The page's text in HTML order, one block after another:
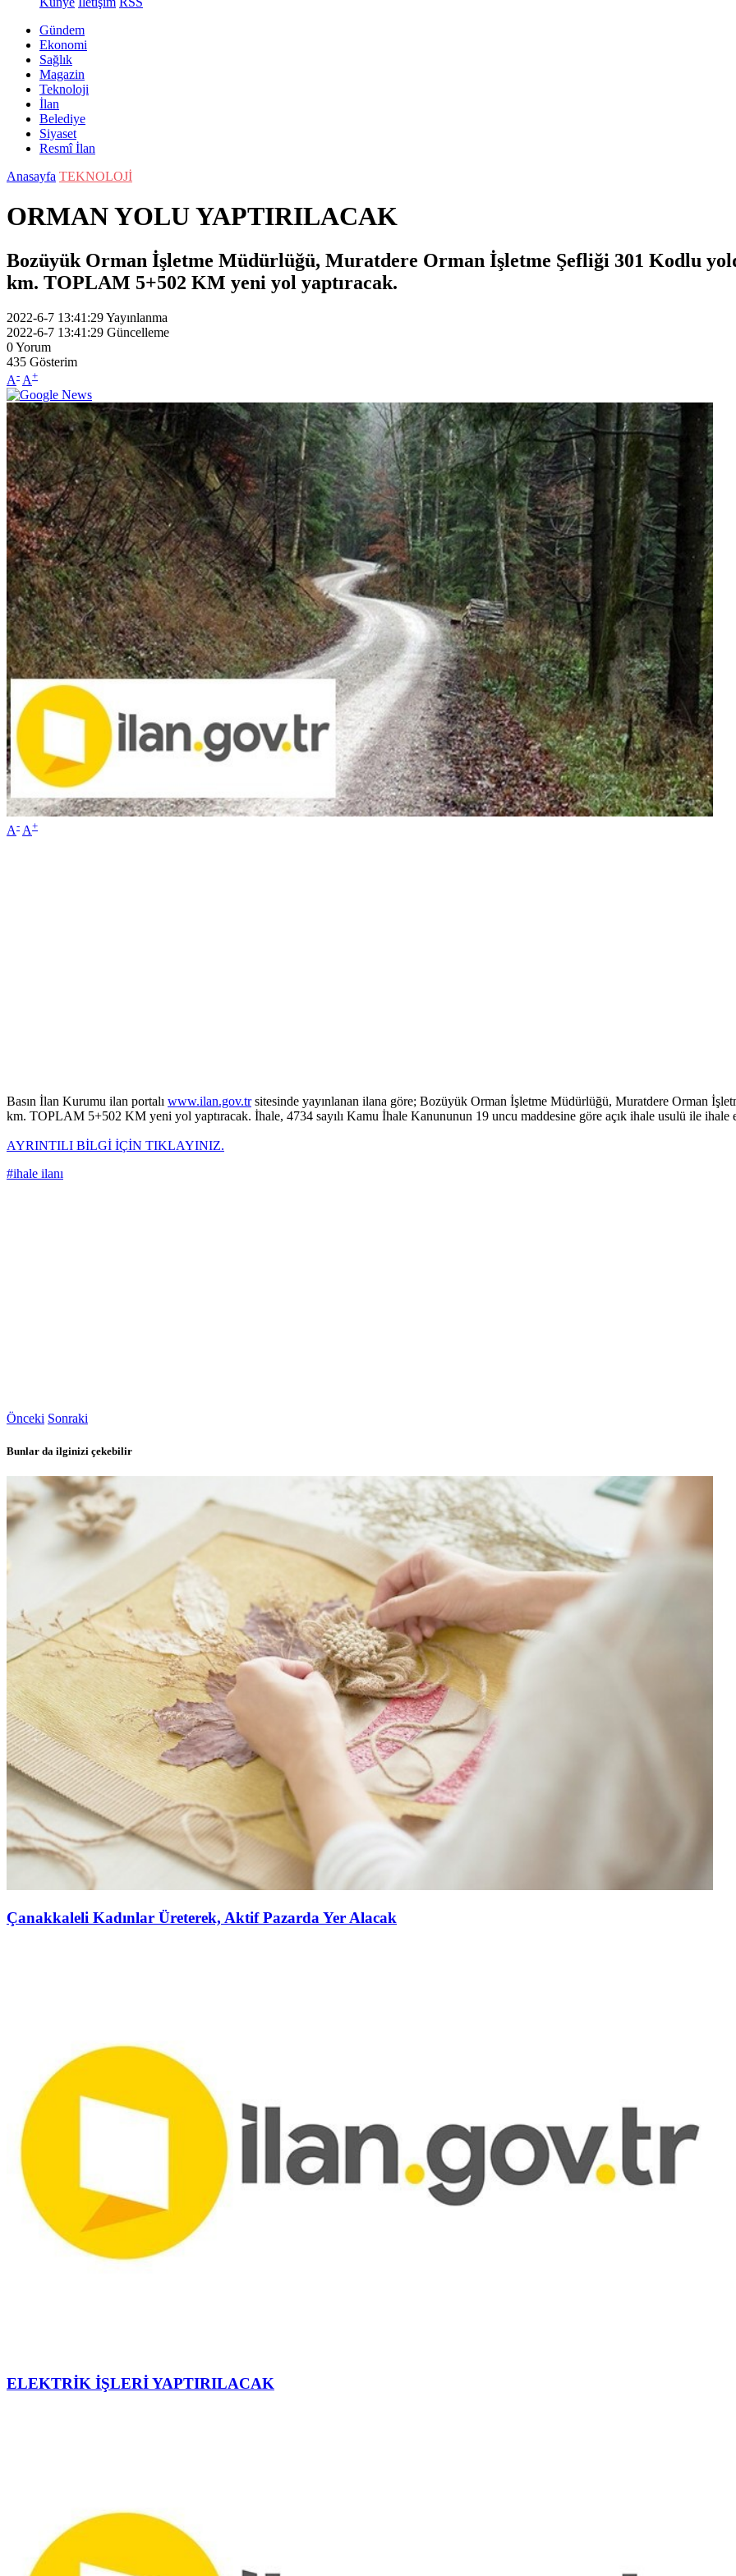
Gündem
Ekonomi
Sağlık
Magazin
Teknoloji
İlan
Belediye
Siyaset
Resmî İlan
Anasayfa TEKNOLOJİ
ORMAN YOLU YAPTIRILACAK
Bozüyük Orman İşletme Müdürlüğü, Muratdere Orman İşletme Şefliği 301 Kodlu
km. TOPLAM 5+502 KM yeni yol yaptıracak.
2022-6-7 13:41:29Yayınlanma
2022-6-7 13:41:29 Güncelleme
0Yorum
435 Gösterim
A- A+
A- A+
Basın İlan Kurumu ilan portalı www.ilan.gov.trsitesinde yayınlanan ilana göre; Bozüyük Orman İşletme Müdürlüğü, Muratdere Orman
km. TOPLAM 5+502 KM yeni yol yaptıracak. İhale, 4734 sayılı Kamu İhale Kanununun 19 uncu maddesine göre açık ihale usulü ile ihale
AYRINTILI BİLGİ İÇİN TIKLAYINIZ.
#ihale ilanı
Önceki Sonraki
Bunlar da ilginizi çekebilir
Çanakkaleli Kadınlar Üreterek, Aktif Pazarda Yer Alacak
ELEKTRİK İŞLERİ YAPTIRILACAK